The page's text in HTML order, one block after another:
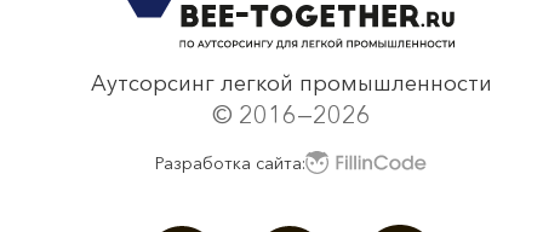
Аутсорсинг легкой промышленности
© 2016—2026
Разработка сайта: